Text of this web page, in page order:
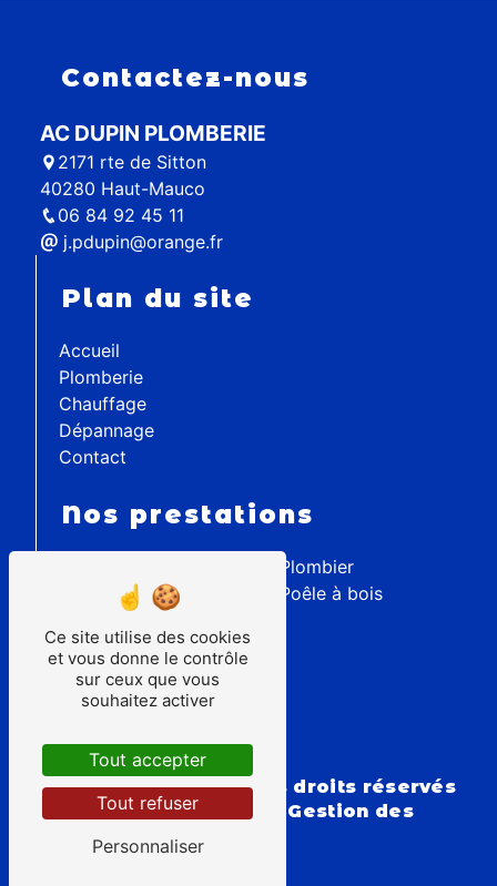
Contactez-nous
AC DUPIN PLOMBERIE
2171 rte de Sitton
40280 Haut-Mauco
06 84 92 45 11
j.pdupin@orange.fr
Plan du site
Accueil
Plomberie
Chauffage
Dépannage
Contact
Nos prestations
Plomberie
Chaudière Gaz
Poêle à granulés
Chauffagiste
Dépannage plomberie
Plombier
Poêle à bois
©Vistalid- 2026 - Tous droits réservés
Mentions légales
Gestion des
cookies
Ce site utilise des cookies
et vous donne le contrôle
sur ceux que vous
souhaitez activer
Tout accepter
Tout refuser
Personnaliser